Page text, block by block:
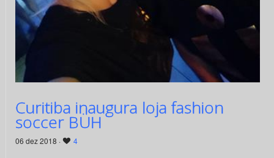
Curitiba inaugura loja fashion
soccer BÜH
06 dez 2018 · 4